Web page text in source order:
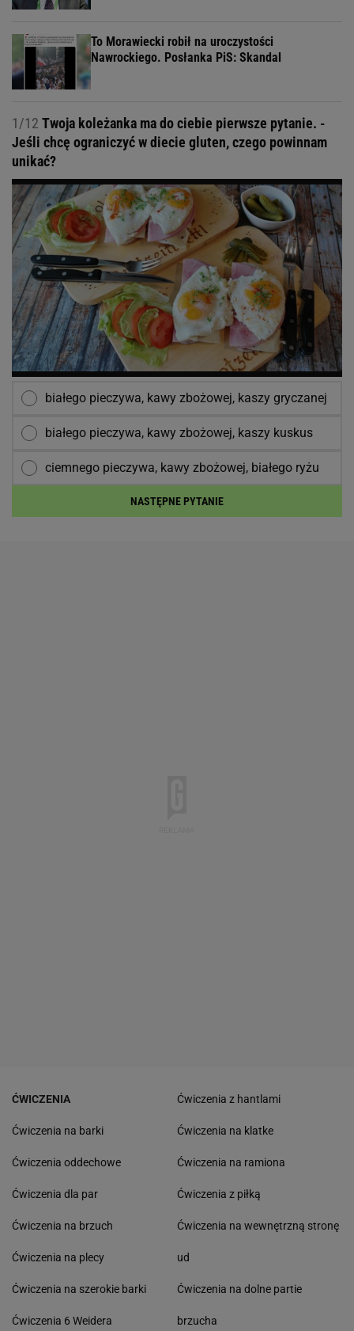
To Morawiecki robił na uroczystości
Nawrockiego. Posłanka PiS: Skandal
1/12 Twoja koleżanka ma do ciebie pierwsze pytanie. -
Jeśli chcę ograniczyć w diecie gluten, czego powinnam
unikać?
białego pieczywa, kawy zbożowej, kaszy gryczanej
białego pieczywa, kawy zbożowej, kaszy kuskus
ciemnego pieczywa, kawy zbożowej, białego ryżu
NASTĘPNE PYTANIE
ĆWICZENIA
Ćwiczenia na barki
Ćwiczenia oddechowe
Ćwiczenia dla par
Ćwiczenia na brzuch
Ćwiczenia na plecy
Ćwiczenia na szerokie barki
Ćwiczenia 6 Weidera
Ćwiczenia z hantlami
Ćwiczenia na klatke
Ćwiczenia na ramiona
Ćwiczenia z piłką
Ćwiczenia na wewnętrzną stronę
ud
Ćwiczenia na dolne partie
brzucha